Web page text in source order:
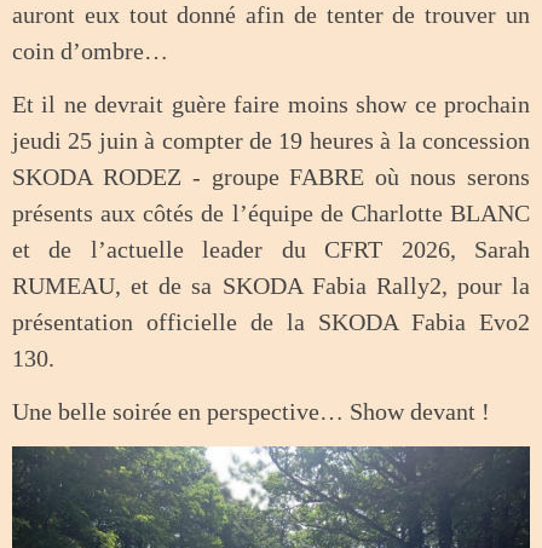
auront eux tout donné afin de tenter de trouver un
coin d’ombre…
Et il ne devrait guère faire moins show ce prochain
jeudi 25 juin à compter de 19 heures à la concession
SKODA RODEZ - groupe FABRE où nous serons
présents aux côtés de l’équipe de Charlotte BLANC
et de l’actuelle leader du CFRT 2026, Sarah
RUMEAU, et de sa SKODA Fabia Rally2, pour la
présentation officielle de la SKODA Fabia Evo2
130.
Une belle soirée en perspective… Show devant !